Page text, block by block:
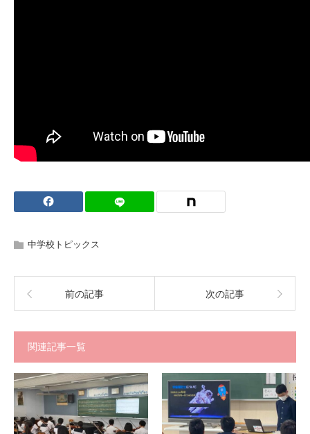
中学校トピックス
前の記事 次の記事
関連記事一覧